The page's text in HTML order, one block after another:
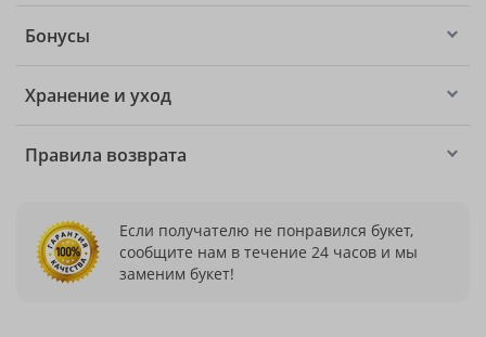
Бонусы
Хранение и уход
Правила возврата
Если получателю не понравился букет,
сообщите нам в течение 24 часов и мы
заменим букет!